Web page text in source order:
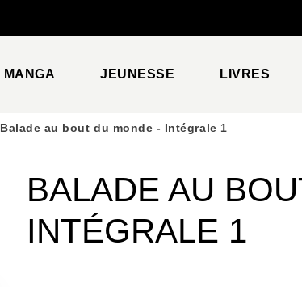
MANGA JEUNESSE LIVRES
Balade au bout du monde - Intégrale 1
BALADE AU
INTÉGRALE 1